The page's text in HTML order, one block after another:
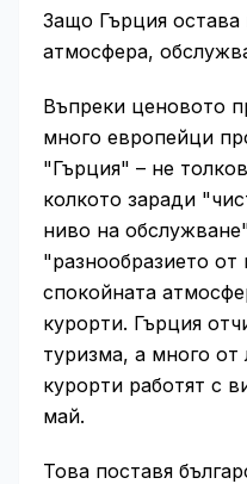
Защо Гърция остава
атмосфера,
Въпреки ценовото
много европейци
"Гърция" – не
колкото заради
ниво на
"разнообразието
спокойната
курорти. Гърция
туризма, а много
курорти работят с
май.
Това поставя